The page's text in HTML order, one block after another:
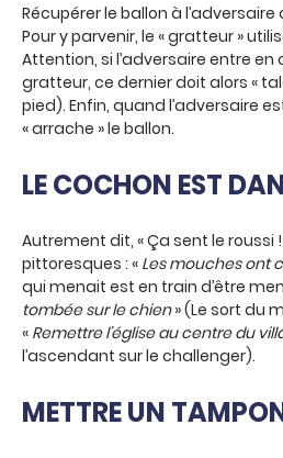
Récupérer le ballon à
Pour y parvenir, le « gratteur »
Attention, si l’adversaire entre
gratteur, ce dernier doit alors «
pied). Enfin, quand l’adversaire
« arrache » le ballon.
LE COCHON EST
Autrement dit, « Ça sent le roussi
pittoresques : « Les mouches ont
qui menait est en train d’être
tombée sur le chien» (Le sort du
« Remettre l’église au centre du
l’ascendant sur le challenger).
METTRE UN